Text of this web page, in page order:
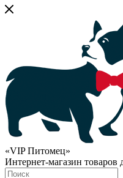
«VIP Питомец»
Интернет-магазин